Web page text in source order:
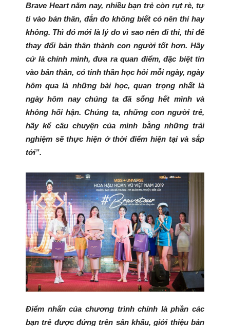
Brave Heart năm nay, nhiều bạn trẻ còn rụt rè, tự
ti vào bản thân, đắn đo không biết có nên thi hay
không. Thì đó mới là lý do vì sao nên đi thi, thi để
thay đổi bản thân thành con người tốt hơn. Hãy
cứ là chính mình, đưa ra quan điểm, đặc biệt tin
vào bản thân, có tinh thần học hỏi mỗi ngày, ngày
hôm qua là những bài học, quan trọng nhất là
ngày hôm nay chúng ta đã sống hết mình và
không hối hận. Chúng ta, những con người trẻ,
hãy kể câu chuyện của mình bằng những trải
nghiệm sẽ thực hiện ở thời điểm hiện tại và sắp
tới”.
Điểm nhấn của chương trình chính là phần các
bạn trẻ được đứng trên sân khấu, giới thiệu bản